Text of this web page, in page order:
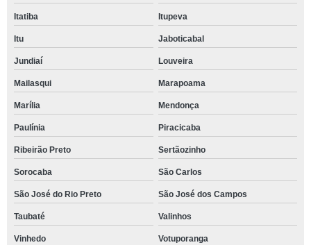
Itatiba Itupeva
Itu Jaboticabal
Jundiaí Louveira
Mailasqui Marapoama
Marília Mendonça
Paulínia Piracicaba
Ribeirão Preto Sertãozinho
Sorocaba São Carlos
São José do Rio Preto São José dos Campos
Taubaté Valinhos
Vinhedo
Votuporanga